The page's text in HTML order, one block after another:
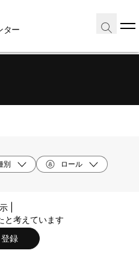
ター
別 ロール
|
と考えています
登録